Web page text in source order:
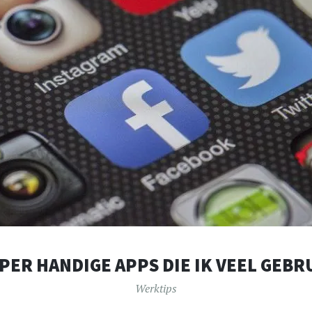
HANDIGE APPS DIE IK VEEL
Werktips